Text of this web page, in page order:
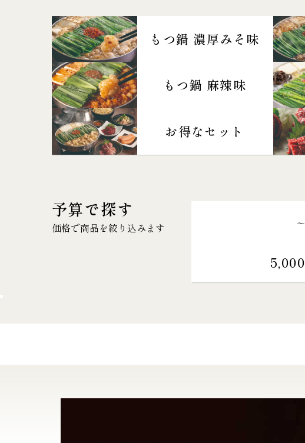
もつ鍋 濃厚みそ味
もつ鍋 麻辣味
お得なセット
予算で探す
価格で商品を絞り込みます ～
5,000